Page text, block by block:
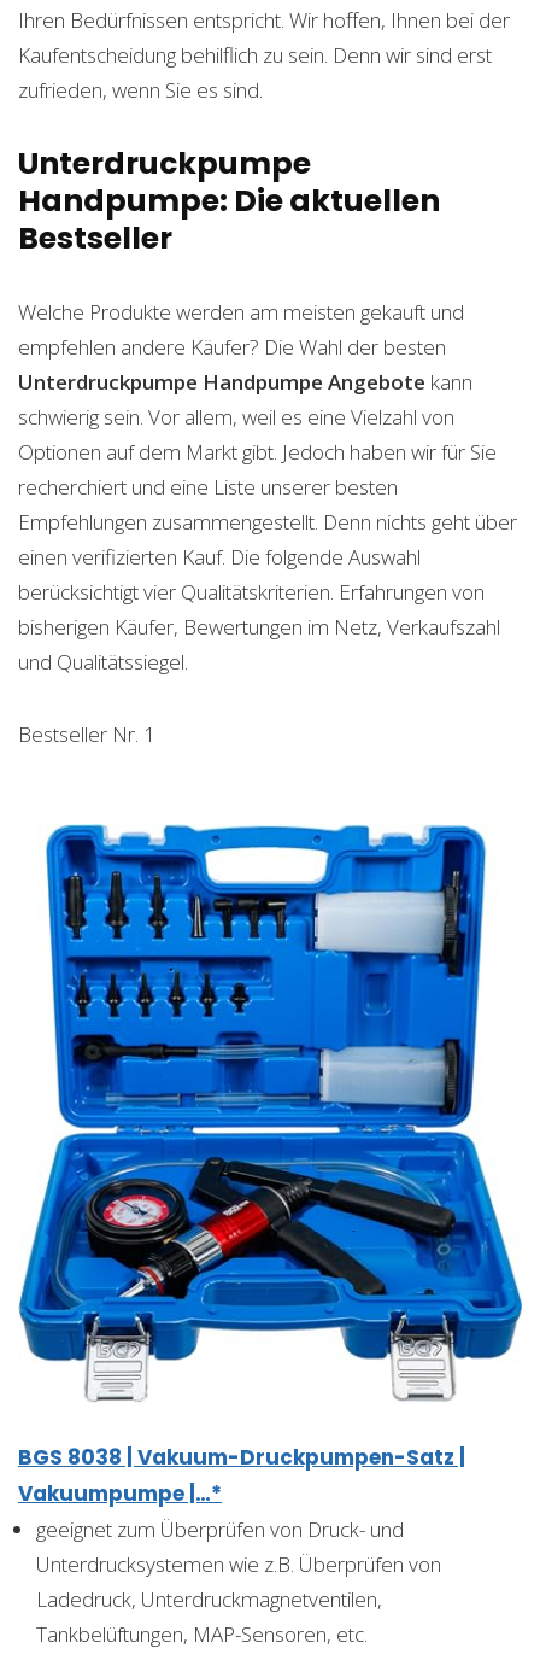
Ihren Bedürfnissen entspricht. Wir hoffen, Ihnen bei der
Kaufentscheidung behilflich zu sein. Denn wir sind erst
zufrieden, wenn Sie es sind.
Unterdruckpumpe
Handpumpe: Die aktuellen
Bestseller
Welche Produkte werden am meisten gekauft und
empfehlen andere Käufer? Die Wahl der besten
Unterdruckpumpe Handpumpe Angebote kann
schwierig sein. Vor allem, weil es eine Vielzahl von
Optionen auf dem Markt gibt. Jedoch haben wir für Sie
recherchiert und eine Liste unserer besten
Empfehlungen zusammengestellt. Denn nichts geht über
einen verifizierten Kauf. Die folgende Auswahl
berücksichtigt vier Qualitätskriterien. Erfahrungen von
bisherigen Käufer, Bewertungen im Netz, Verkaufszahl
und Qualitätssiegel.
Bestseller Nr. 1
BGS 8038 | Vakuum-Druckpumpen-Satz |
Vakuumpumpe |…*
geeignet zum Überprüfen von Druck- und
Unterdrucksystemen wie z.B. Überprüfen von
Ladedruck, Unterdruckmagnetventilen,
Tankbelüftungen, MAP-Sensoren, etc.